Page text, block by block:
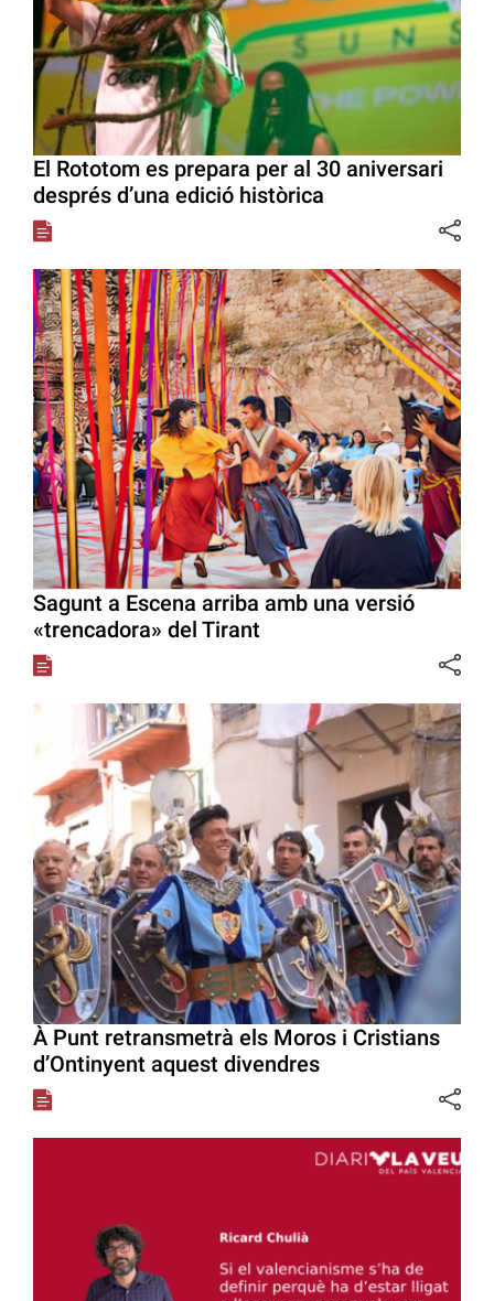
El Rototom es prepara per al 30 aniversari
després d’una edició històrica
Sagunt a Escena arriba amb una versió
«trencadora» del Tirant
À Punt retransmetrà els Moros i Cristians
d’Ontinyent aquest divendres